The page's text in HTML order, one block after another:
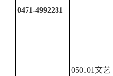
0471-4992281
050101文艺